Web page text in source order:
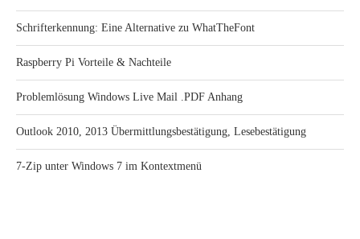
Schrifterkennung: Eine Alternative zu WhatTheFont
Raspberry Pi Vorteile & Nachteile
Problemlösung Windows Live Mail .PDF Anhang
Outlook 2010, 2013 Übermittlungsbestätigung, Lesebestätigung
7-Zip unter Windows 7 im Kontextmenü